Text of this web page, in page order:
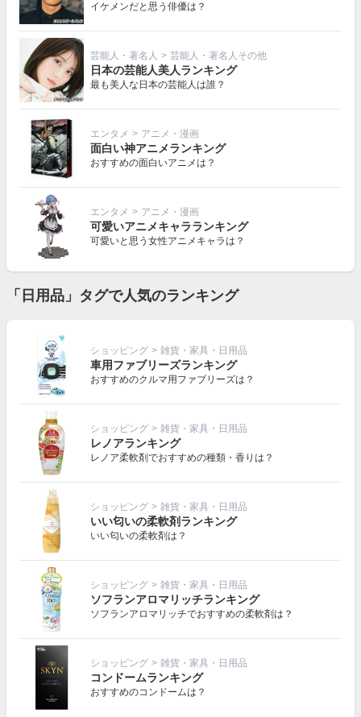
イケメンだと思う俳優は？
芸能人・著名人 > 芸能人・著名人その他
日本の芸能人美人ランキング
最も美人な日本の芸能人は誰？
エンタメ > アニメ・漫画
面白い神アニメランキング
おすすめの面白いアニメは？
エンタメ > アニメ・漫画
可愛いアニメキャラランキング
可愛いと思う女性アニメキャラは？
「日用品」タグで人気のランキング
ショッピング > 雑貨・家具・日用品
車用ファブリーズランキング
おすすめのクルマ用ファブリーズは？
ショッピング > 雑貨・家具・日用品
レノアランキング
レノア柔軟剤でおすすめの種類・香りは？
ショッピング > 雑貨・家具・日用品
いい匂いの柔軟剤ランキング
いい匂いの柔軟剤は？
ショッピング > 雑貨・家具・日用品
ソフランアロマリッチランキング
ソフランアロマリッチでおすすめの柔軟剤は？
ショッピング > 雑貨・家具・日用品
コンドームランキング
おすすめのコンドームは？